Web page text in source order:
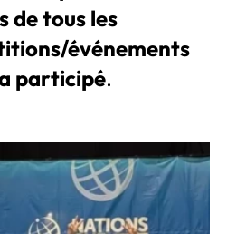
de tous les
événements
participé.